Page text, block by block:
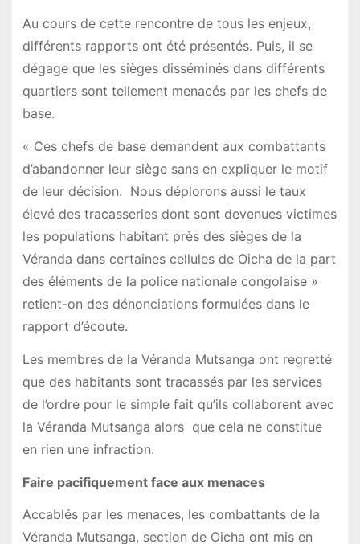
Au cours de cette rencontre de tous les enjeux,
différents rapports ont été présentés. Puis, il se
dégage que les sièges disséminés dans différents
quartiers sont tellement menacés par les chefs de
base.
« Ces chefs de base demandent aux combattants
d’abandonner leur siège sans en expliquer le motif
de leur décision. Nous déplorons aussi le taux
élevé des tracasseries dont sont devenues victimes
les populations habitant près des sièges de la
Véranda dans certaines cellules de Oicha de la part
des éléments de la police nationale congolaise »
retient-on des dénonciations formulées dans le
rapport d’écoute.
Les membres de la Véranda Mutsanga ont regretté
que des habitants sont tracassés par les services
de l’ordre pour le simple fait qu’ils collaborent avec
la Véranda Mutsanga alors que cela ne constitue
en rien une infraction.
Faire pacifiquement face aux menaces
Accablés par les menaces, les combattants de la
Véranda Mutsanga, section de Oicha ont mis en